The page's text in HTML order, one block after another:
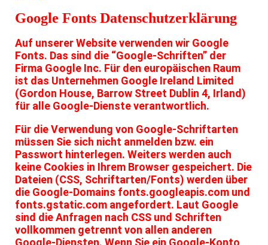
Google Fonts Datenschutzerklärung
Auf unserer Website verwenden wir Google
Fonts. Das sind die “Google-Schriften” der
Firma Google Inc. Für den europäischen Raum
ist das Unternehmen Google Ireland Limited
(Gordon House, Barrow Street Dublin 4, Irland)
für alle Google-Dienste verantwortlich.
Für die Verwendung von Google-Schriftarten
müssen Sie sich nicht anmelden bzw. ein
Passwort hinterlegen. Weiters werden auch
keine Cookies in Ihrem Browser gespeichert. Die
Dateien (CSS, Schriftarten/Fonts) werden über
die Google-Domains fonts.googleapis.com und
fonts.gstatic.com angefordert. Laut Google
sind die Anfragen nach CSS und Schriften
vollkommen getrennt von allen anderen
Google-Diensten. Wenn Sie ein Google-Konto